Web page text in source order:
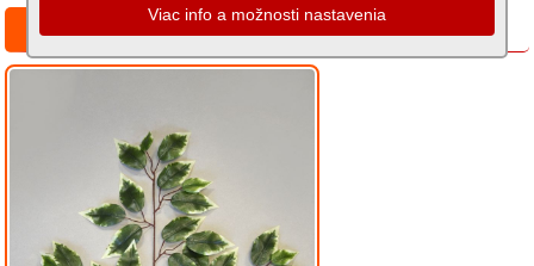
Miska
zaťažená
s
čečinou
kvetov
Fikusový list panašovaný 60cm